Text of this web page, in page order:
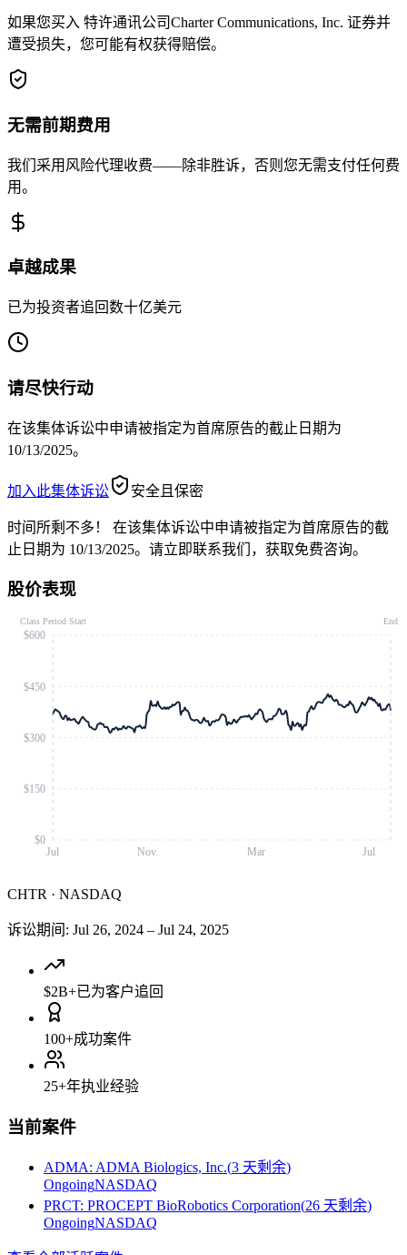
如果您买入 特许通讯公司Charter Communications, Inc. 证券并
遭受损失，您可能有权获得赔偿。
无需前期费用
我们采用风险代理收费——除非胜诉，否则您无需支付任何费
用。
卓越成果
已为投资者追回数十亿美元
请尽快行动
在该集体诉讼中申请被指定为首席原告的截止日期为
10/13/2025。
加入此集体诉讼 安全且保密
时间所剩不多！
在该集体诉讼中申请被指定为首席原告的截
止日期为 10/13/2025。请立即联系我们，获取免费咨询。
股价表现
Jul Nov Mar Jul
$0
$150
$300
$450
$600
Class Period Start End
CHTR · NASDAQ
诉讼期间 : Jul 26, 2024 – Jul 24, 2025
$2B+已为客户追回
100+成功案件
25+年执业经验
当前案件
ADMA: ADMA Biologics, Inc.(3 天剩余)
OngoingNASDAQ
PRCT: PROCEPT BioRobotics Corporation(26 天剩余)
OngoingNASDAQ